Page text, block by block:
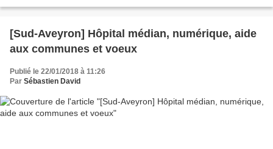
[Sud-Aveyron] Hôpital médian, numérique, aide
aux communes et voeux
Publié le 22/01/2018 à 11:26
Par Sébastien David